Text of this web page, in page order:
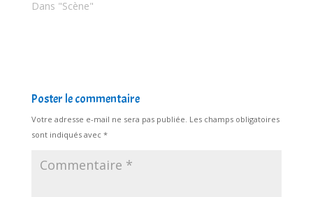
Dans "Scène"
Poster le commentaire
Votre adresse e-mail ne sera pas publiée. Les champs obligatoires
sont indiqués avec *